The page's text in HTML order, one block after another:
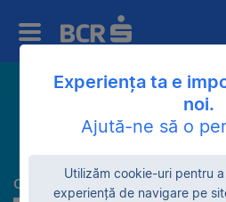
Categorie
Experiența ta e
noi.
Ajută-ne să o
Utilizăm cookie-uri pentru
experiență de navigare pe